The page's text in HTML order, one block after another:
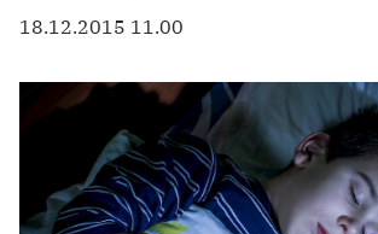
18.12.2015 11.00